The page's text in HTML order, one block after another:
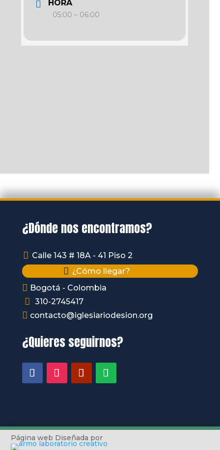
HORA
05:00 – 06:00
¿Dónde nos encontramos?
 Calle 143 # 18A - 41 Piso 2
 ¿Cómo llegar?
 Bogotá - Colombia
 310-2745417
 contacto@iglesiariodesion.org
¿Quieres seguirnos?
Página web Diseñada por